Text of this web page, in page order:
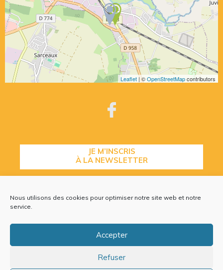
Nous utilisons des cookies pour optimiser notre site web et notre
service.
Accepter
Refuser
Leaflet | ©OpenStreetMapcontributors
JE M’INSCRIS
À LA NEWSLETTER
Plan du site